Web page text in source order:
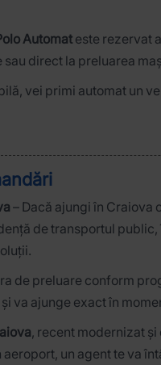
Automat este rezervat
direct la preluarea
vei primi automat un
– Dacă ajungi în Craiova
de transportul
de preluare conform
va ajunge exact în
, recent modernizat
un agent te va